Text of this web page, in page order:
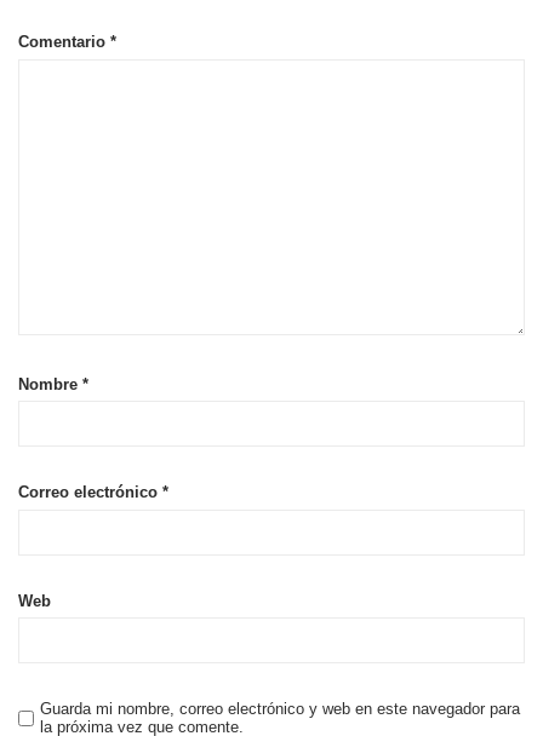
Comentario *
Nombre *
Correo electrónico *
Web
Guarda mi nombre, correo electrónico y web en este navegador para
la próxima vez que comente.